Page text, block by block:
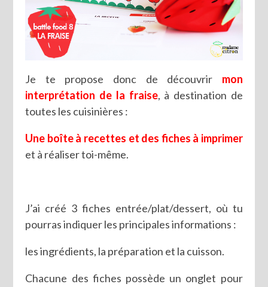
Je te propose donc de découvrir mon
interprétation de la fraise, à destination de
toutes les cuisinières :
Une boîte à recettes et des fiches à imprimer
et à réaliser toi-même.
J’ai créé 3 fiches entrée/plat/dessert, où tu
pourras indiquer les principales informations :
les ingrédients, la préparation et la cuisson.
Chacune des fiches possède un onglet pour